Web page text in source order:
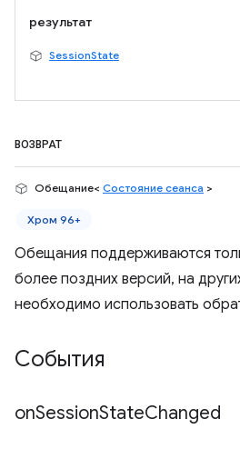
результат
SessionState
ВОЗВРАТ
Обещание< Состояние сеанса >
Хром 96+
Обещания поддерживаются
более поздних версий, на
необходимо использовать
События
onSessionStateChanged